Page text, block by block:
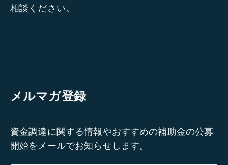
相談ください。
メルマガ登録
資金調達に関する情報やおすすめの補助金の公募
開始をメールでお知らせします。